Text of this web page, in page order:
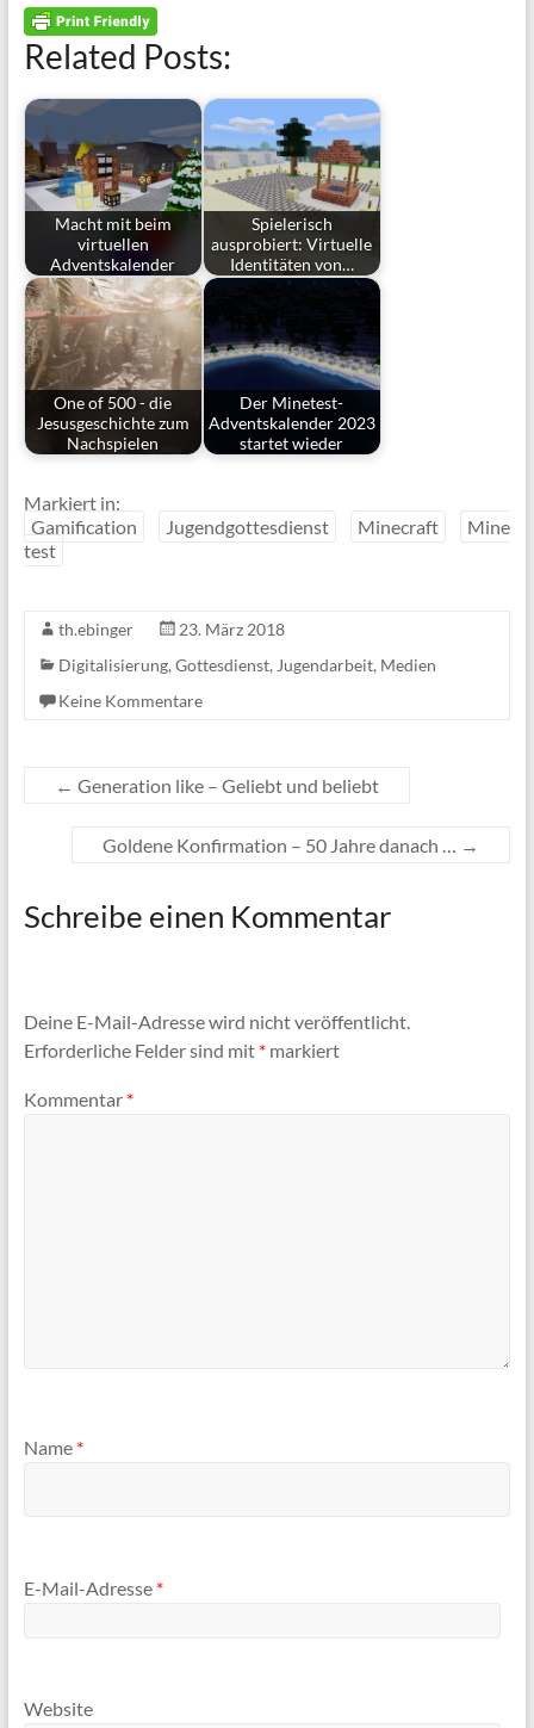
Related Posts:
Macht mit beim
virtuellen
Adventskalender
Spielerisch
ausprobiert: Virtuelle
Identitäten von…
One of 500 - die
Jesusgeschichte zum
Nachspielen
Der Minetest-
Adventskalender 2023
startet wieder
Markiert in:
Gamification
Jugendgottesdienst Minecraft
Mine
test
th.ebinger
23. März 2018
Digitalisierung,Gottesdienst,Jugendarbeit, Medien
Keine Kommentare
← Generation like – Geliebt und beliebt
Goldene Konfirmation – 50 Jahre danach … →
Schreibe einen Kommentar
Deine E-Mail-Adresse wird nicht veröffentlicht.
Erforderliche Felder sind mit *markiert
Kommentar *
Name *
E-Mail-Adresse *
Website